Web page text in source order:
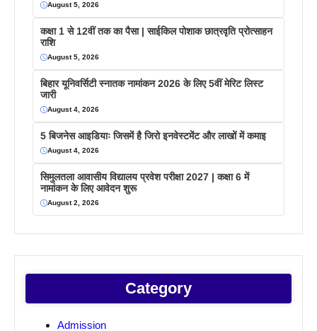
August 5, 2026
कक्षा 1 से 12वीं तक का पैसा | साईकिल पोशाक छात्रवृति प्रोत्साहन
राशि
August 5, 2026
बिहार यूनिवर्सिटी स्नातक नामांकन 2026 के लिए 5वीं मेरिट लिस्ट
जारी
August 4, 2026
5 बिजनेस आइडियाः जिसमें है जिरो इनवेस्टमेंट और लाखों में कमाइ
August 4, 2026
सिमुलतला आवासीय विद्यालय प्रवेश परीक्षा 2027 | कक्षा 6 में
नामांकन के लिए आवेदन शुरू
August 2, 2026
Category
Admission